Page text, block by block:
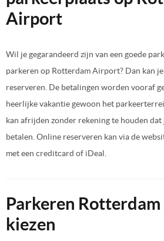
Airport
Wil je gegarandeerd zijn van een goede
parkeren op Rotterdam Airport? Dan kan
reserveren. De betalingen worden vooraf
heerlijke vakantie gewoon het
kan afrijden zonder rekening te houden dat
betalen. Online reserveren kan via de
met een creditcard of iDeal.
Parkeren
kiezen